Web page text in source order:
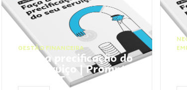
GESTÃO FINANCEIRA
Faça a precificação do
seu serviço | Prompts
ChatGPT